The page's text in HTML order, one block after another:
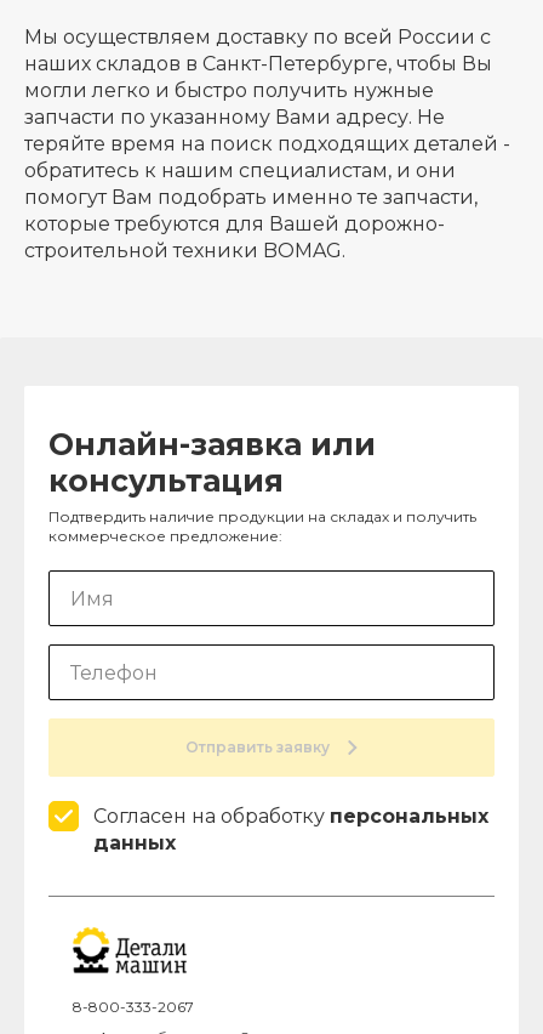
Мы осуществляем доставку по всей России с
наших складов в Санкт-Петербурге, чтобы Вы
могли легко и быстро получить нужные
запчасти по указанному Вами адресу. Не
теряйте время на поиск подходящих деталей -
обратитесь к нашим специалистам, и они
помогут Вам подобрать именно те запчасти,
которые требуются для Вашей дорожно-
строительной техники BOMAG.
Онлайн-заявка или
консультация
Подтвердить наличие продукции на складах и получить
коммерческое предложение:
Отправить заявку
Согласен на обработку персональных
данных
8-800-333-2067